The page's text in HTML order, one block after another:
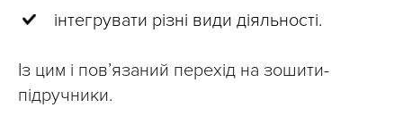
інтегрувати різні види діяльності.
Із цим і пов’язаний перехід на зошити-
підручники.